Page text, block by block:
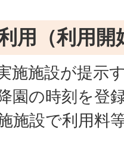
用（利用開
施施設が提示
園の時刻を登
施設で利用料